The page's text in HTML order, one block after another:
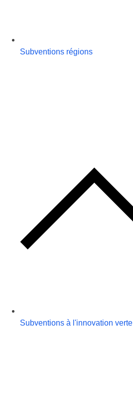
Subventions régions
Subventions à l'innovation verte